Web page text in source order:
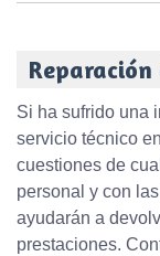
Reparación
Si ha sufrido una
servicio técnico
cuestiones de
personal y con
ayudarán a
prestaciones.